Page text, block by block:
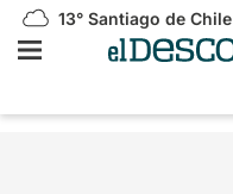
13° Santiago de Chile